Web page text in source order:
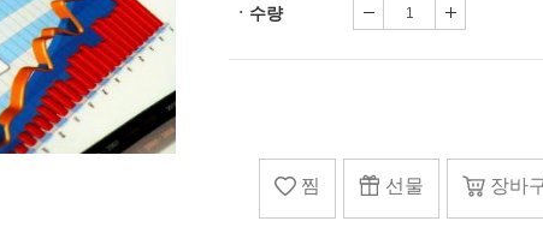
ㆍ수량
찜 선물 장바